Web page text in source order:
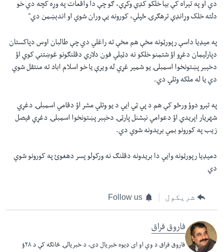
دي او په تېراه کې بيا خلکو کډې وکړې، ګو چې دا واقعات په وړه کچه دي خو
دلته خلک وړانډې ترهګرۍ ځپلي، کورونه یې وران شوي او اندېښمن دي"
په میډيا داسې رپورټونه مخې هم مخې ته راغلي دي چې طالبان اوس دپاکستان
دپارلیمان دغړو اؤ شتمنو خلکو نه دټیلي فون دلارې دقلنګونو غوښتنې کوي اؤ
دخېبر پښتونخوا اسمبلۍ یو شمیر غړي له ویرې یا خو اسلام اباد ته منتقل شوي
دي یا له ملکه وتلي دي.
په تېرو دوؤ ورځو کې هم د پي ټي ایي د یو وتلي مشر اؤ دقامي اسمبلۍ دغړي
شهریار اپریدي اؤ دعوامي نیشنل پارټۍ دخېبر پښتونخوا اسمبلۍ دغړي فیصل
زیب په کورونو بمي بریدونه شوي دي.
دمیډیا رپورټونه وایي دا بریدونه دقلنګ نه ورکولو پسر دهغوئ په کورونو شوي
دي
شریکول Follow us
فاروق فراق
فاروق فراق د وي او ای ډیوه خبریال دی، د خبریالۍ څانګه کې د ۲٨ؤ